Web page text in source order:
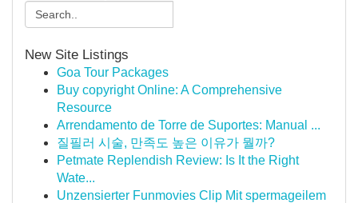
New Site Listings
Goa Tour Packages
Buy copyright Online: A Comprehensive
Resource
Arrendamento de Torre de Suportes: Manual ...
질필러 시술, 만족도 높은 이유가 뭘까?
Petmate Replendish Review: Is It the Right
Wate...
Unzensierter Funmovies Clip Mit spermageilem